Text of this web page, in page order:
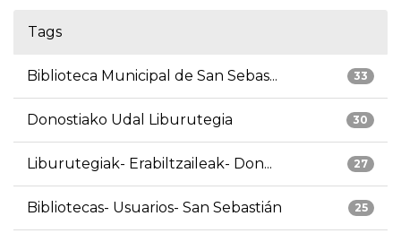
Tags
33
Biblioteca Municipal de San Sebas...
30
Donostiako Udal Liburutegia
27
Liburutegiak- Erabiltzaileak- Don...
25
Bibliotecas- Usuarios- San Sebastián